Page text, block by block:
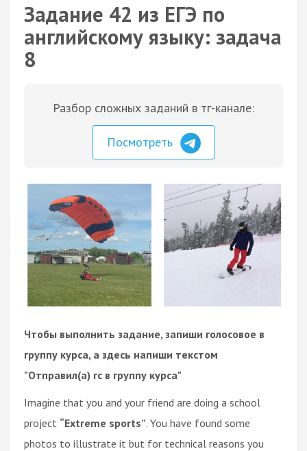
Задание 42 из ЕГЭ по
английскому языку: задача
8
Разбор сложных заданий в тг-канале:
Посмотреть
Чтобы выполнить задание, запиши голосовое в
группу курса, а здесь напиши текстом
"Отправил(а) гс в группу курса"
Imagine that you and your friend are doing a school
project “Extreme sports”. You have found some
photos to illustrate it but for technical reasons you